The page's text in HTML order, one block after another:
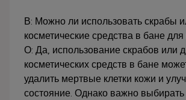
В: Можно ли использовать скрабы
косметические средства в бане
О: Да, использование скрабов или
косметических средств в бане
удалить мертвые клетки кожи и
состояние. Однако важно выбирать